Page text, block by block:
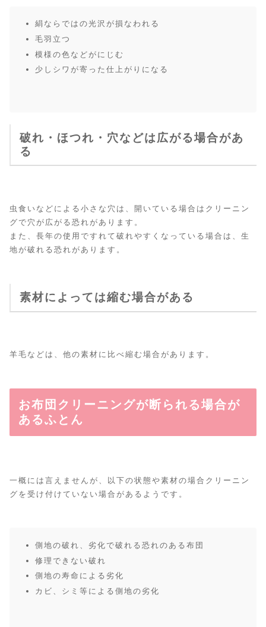
絹ならではの光沢が損なわれる
毛羽立つ
模様の色などがにじむ
少しシワが寄った仕上がりになる
破れ・ほつれ・穴などは広がる場合があ
る
虫食いなどによる小さな穴は、開いている場合はクリーニン
グで穴が広がる恐れがあります。
また、長年の使用ですれて破れやすくなっている場合は、生
地が破れる恐れがあります。
素材によっては縮む場合がある
羊毛などは、他の素材に比べ縮む場合があります。
お布団クリーニングが断られる場合が
あるふとん
一概には言えませんが、以下の状態や素材の場合クリーニン
グを受け付けていない場合があるようです。
側地の破れ、劣化で破れる恐れのある布団
修理できない破れ
側地の寿命による劣化
カビ、シミ等による側地の劣化